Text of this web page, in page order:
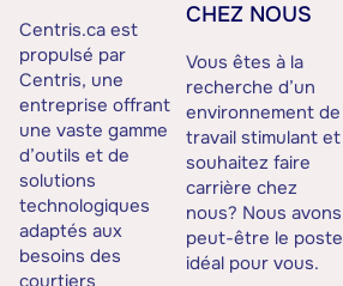
Centris.ca est
propulsé par
Centris, une
entreprise offrant
une vaste gamme
d’outils et de
solutions
technologiques
adaptés aux
besoins des
CHEZ NOUS
Vous êtes à la
recherche d’un
environnement de
travail stimulant et
souhaitez faire
carrière chez
nous? Nous avons
peut-être le poste
idéal pour vous.